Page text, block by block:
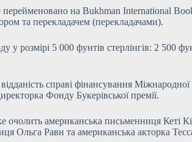
перейменовано на Bukhman International
та перекладачем (перекладачами).
розмірі 5 000 фунтів стерлінгів: 2 500
справі фінансування Міжнародної
Фонду Букерівської премії.
очолить американська письменниця
Ольга Равн та американська акторка